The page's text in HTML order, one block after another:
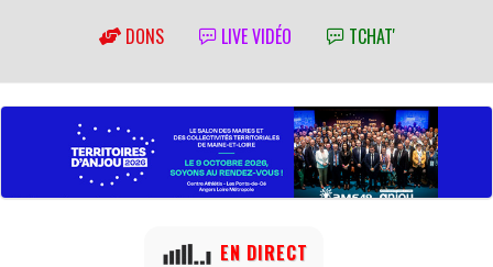
DONS LIVE VIDÉO TCHAT'
EN DIRECT